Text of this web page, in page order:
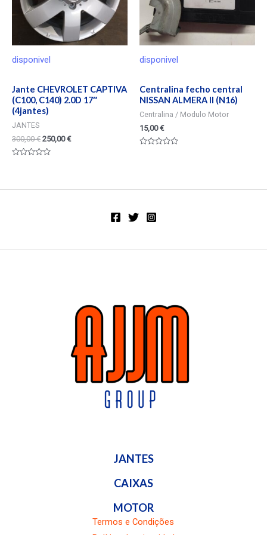
disponivel
Jante CHEVROLET CAPTIVA
(C100, C140) 2.0D 17″
(4jantes)
JANTES
300,00€ 250,00€
5
disponivel
Centralina fecho central
NISSAN ALMERA II (N16)
Centralina / Modulo Motor
15,00€
JANTES
CAIXAS
MOTOR
Termos e Condições